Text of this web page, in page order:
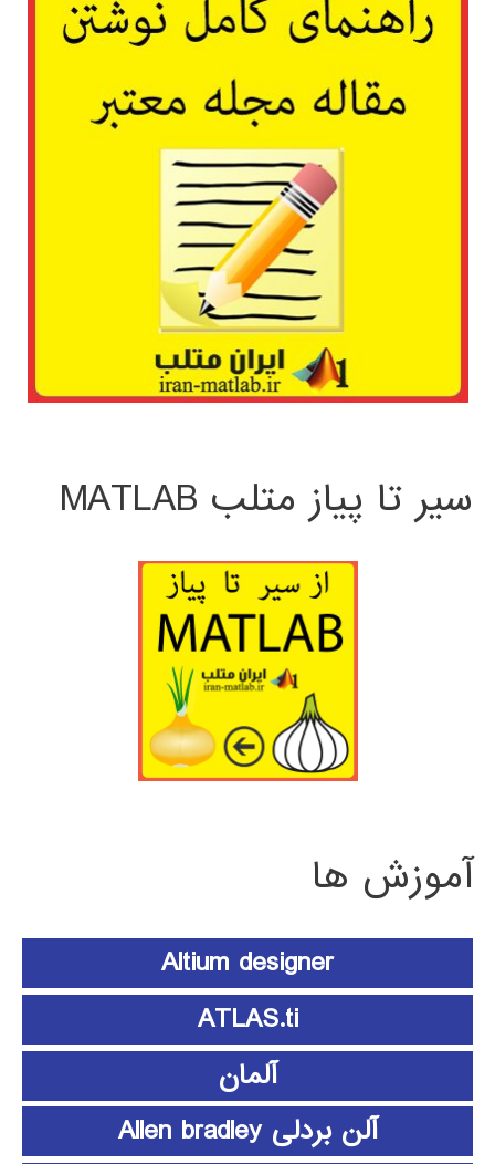
سیر تا پیاز متلب MATLAB
آموزش ها
Altium designer
ATLAS.ti
آلمان
آلن بردلی Allen bradley